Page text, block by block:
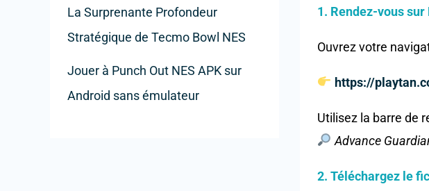
La Surprenante Profondeur
Stratégique de Tecmo Bowl NES
Jouer à Punch Out NES APK sur
Android sans émulateur
1. Rendez-vous
Ouvrez votre
https://
Utilisez la barre de
Advance
2. Téléchargez le